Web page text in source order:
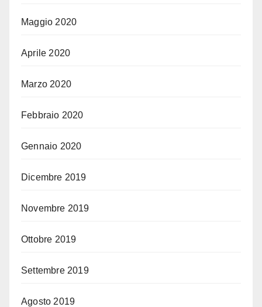
Maggio 2020
Aprile 2020
Marzo 2020
Febbraio 2020
Gennaio 2020
Dicembre 2019
Novembre 2019
Ottobre 2019
Settembre 2019
Agosto 2019